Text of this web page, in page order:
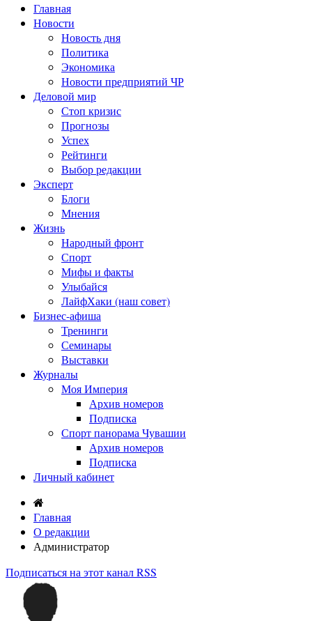
Главная
Новости
Новость дня
Политика
Экономика
Новости предприятий ЧР
Деловой мир
Стоп кризис
Прогнозы
Успех
Рейтинги
Выбор редакции
Эксперт
Блоги
Мнения
Жизнь
Народный фронт
Спорт
Мифы и факты
Улыбайся
ЛайфХаки (наш совет)
Бизнес-афиша
Тренинги
Семинары
Выставки
Журналы
Моя Империя
Архив номеров
Подписка
Спорт панорама Чувашии
Архив номеров
Подписка
Личный кабинет
Главная
О редакции
Администратор
Подписаться на этот канал RSS